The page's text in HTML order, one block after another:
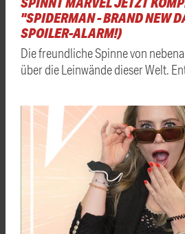
"SPIDERMAN - BRAND NEW
SPOILER-ALARM!)
Die freundliche Spinne von
über die Leinwände dieser Welt.